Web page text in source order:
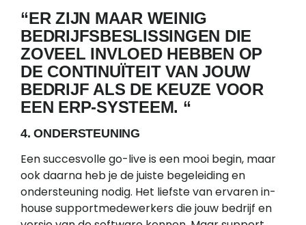
“ER ZIJN MAAR WEINIG
BEDRIJFSBESLISSINGEN DIE
ZOVEEL INVLOED HEBBEN OP
DE CONTINUÏTEIT VAN JOUW
BEDRIJF ALS DE KEUZE VOOR
EEN ERP-SYSTEEM. “
4. ONDERSTEUNING
Een succesvolle go-live is een mooi begin, maar
ook daarna heb je de juiste begeleiding en
ondersteuning nodig. Het liefste van ervaren in-
house supportmedewerkers die jouw bedrijf en